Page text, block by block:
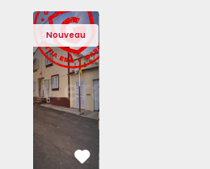
1575182 - 15
Venteira - 1575182 - 8
Amadora, Venteira - 1575182 - 30
T2 Amadora, Venteira -
Appartement T2Appartement
Nouveau
T2 Ponta Delgada, Santa
Maison T2 Ponta Delgada,
Maison T2 Ponta
Préféré